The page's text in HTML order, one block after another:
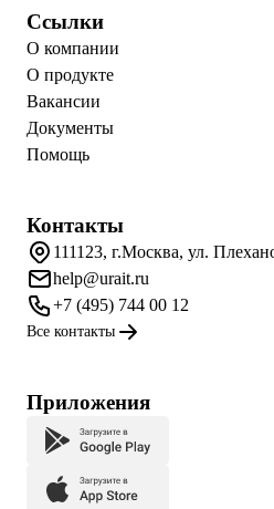
Ссылки
О компании
О продукте
Вакансии
Документы
Помощь
Контакты
111123, г.Москва, ул.
help@urait.ru
+7 (495) 744 00 12
Все контакты
Приложения